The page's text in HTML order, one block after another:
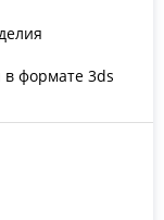
в формате 3ds